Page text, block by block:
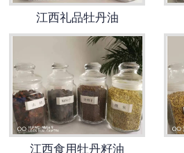
江西礼品牡丹油
江西食用牡丹籽油